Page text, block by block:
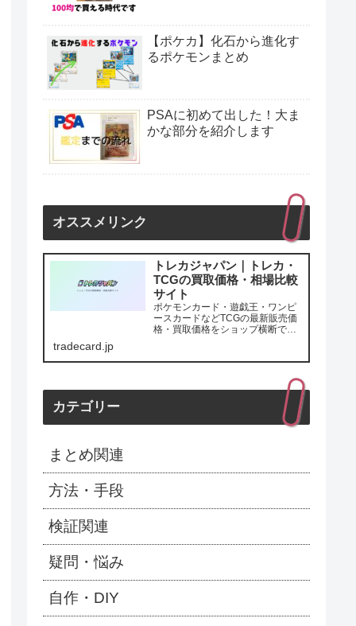
【ポケカ】化石から進化す
るポケモンまとめ
PSAに初めて出した！大ま
かな部分を紹介します
オススメリンク
トレカジャパン｜トレカ・
TCGの買取価格・相場比較
サイト
ポケモンカード・遊戯王・ワンピ
ースカードなどTCGの最新販売価
格・買取価格をショップ横断で比
わかります。
tradecard.jp
カテゴリー
まとめ関連
方法・手段
検証関連
疑問・悩み
自作・DIY